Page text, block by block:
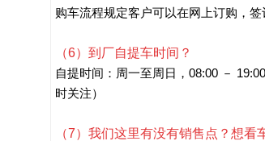
购车流程规定客户可以在网上订购，
（6）到厂自提车时间？
自提时间：周一至周日，08:00 －
时关注）
（7）我们这里有没有销售点？想看